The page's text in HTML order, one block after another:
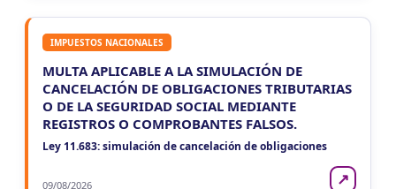
IMPUESTOS NACIONALES
MULTA APLICABLE A LA SIMULACIÓN DE
CANCELACIÓN DE OBLIGACIONES TRIBUTARIAS
O DE LA SEGURIDAD SOCIAL MEDIANTE
REGISTROS O COMPROBANTES FALSOS.
Ley 11.683: simulación de cancelación de obligaciones
09/08/2026 ↗